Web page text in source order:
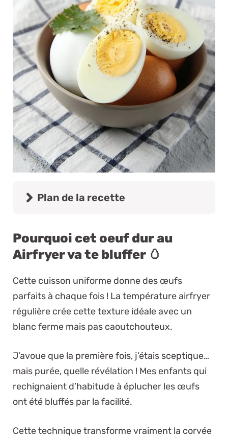
Plan de la recette
Pourquoi cet oeuf dur au
Airfryer va te bluffer 🥚
Cette cuisson uniforme donne des œufs
parfaits à chaque fois ! La température airfryer
régulière crée cette texture idéale avec un
blanc ferme mais pas caoutchouteux.
J’avoue que la première fois, j’étais sceptique…
mais purée, quelle révélation ! Mes enfants qui
rechignaient d’habitude à éplucher les œufs
ont été bluffés par la facilité.
Cette technique transforme vraiment la corvée